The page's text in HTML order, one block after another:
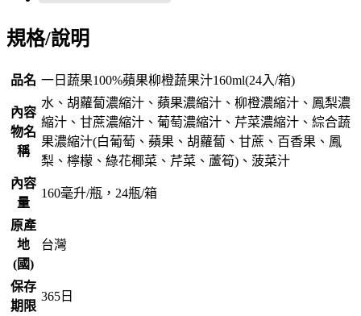
規格/說明
品名 一日蔬果100%蘋果柳橙蔬果汁160ml(24入/箱)
內容
物名
稱
水、胡蘿蔔濃縮汁、蘋果濃縮汁、柳橙濃縮汁、鳳梨濃
縮汁、甘蔗濃縮汁、葡萄濃縮汁、芹菜濃縮汁、綜合蔬
果濃縮汁(白葡萄、蘋果、胡蘿蔔、甘蔗、百香果、鳳
梨、檸檬、綠花椰菜、芹菜、蘆筍)、菠菜汁
內容
量
160毫升/瓶，24瓶/箱
原產
地
(國)
台灣
保存
期限
365 日